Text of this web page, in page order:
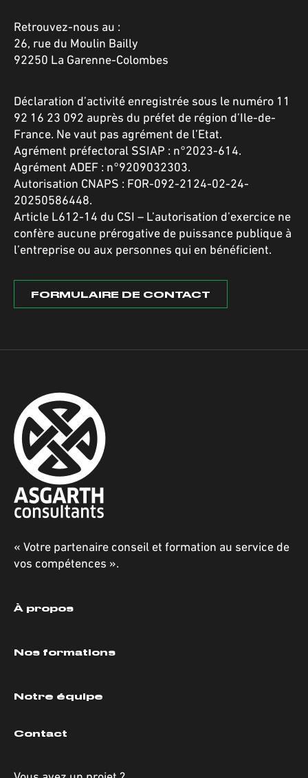
Retrouvez-nous au :
26, rue du Moulin Bailly
92250 La Garenne-Colombes
Déclaration d’activité enregistrée sous le numéro 11
92 16 23 092 auprès du préfet de région d’Ile-de-
France. Ne vaut pas agrément de l’Etat.
Agrément préfectoral SSIAP : n°2023-614.
Agrément ADEF : n°9209032303.
Autorisation CNAPS : FOR-092-2124-02-24-
20250586448.
Article L612-14 du CSI – L’autorisation d’exercice ne
confère aucune prérogative de puissance publique à
l’entreprise ou aux personnes qui en bénéficient.
FORMULAIRE DE CONTACT
« Votre partenaire conseil et formation au service de
vos compétences ».
À propos
Nos formations
Notre équipe
Contact